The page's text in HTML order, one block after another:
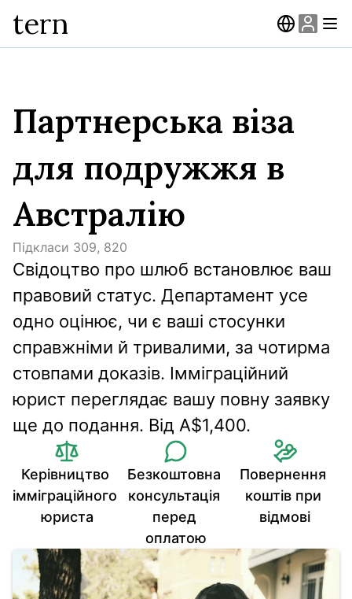
tern
Партнерська віза
для подружжя в
Австралію
Підкласи 309, 820
Свідоцтво про шлюб встановлює ваш
правовий статус. Департамент усе
одно оцінює, чи є ваші стосунки
справжніми й тривалими, за чотирма
стовпами доказів. Імміграційний
юрист переглядає вашу повну заявку
ще до подання. Від A$1,400.
Керівництво
імміграційного
юриста
Безкоштовна
консультація
перед
оплатою
Повернення
коштів при
відмові